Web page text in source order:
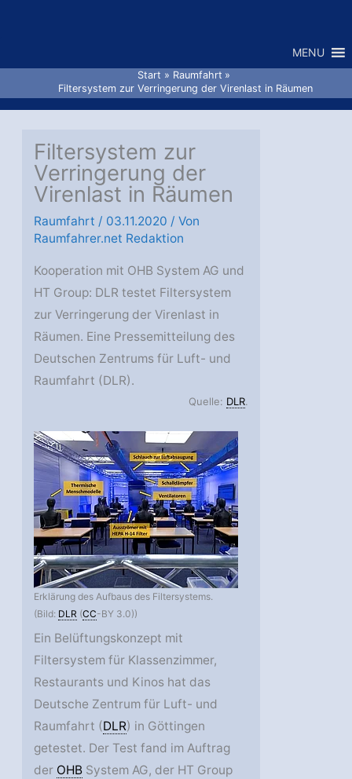
MENU
Start
Raumfahrt
Filtersystem zur Verringerung der Virenlast in Räumen
Filtersystem zur
Verringerung der
Virenlast in Räumen
Raumfahrt / 03.11.2020 / Von
Raumfahrer.net Redaktion
Kooperation mit OHB System AG und
HT Group: DLR testet Filtersystem
zur Verringerung der Virenlast in
Räumen. Eine Pressemitteilung des
Deutschen Zentrums für Luft- und
Raumfahrt (DLR).
Quelle: DLR.
Erklärung des Aufbaus des Filtersystems.
(Bild: DLR (CC-BY 3.0))
Ein Belüftungskonzept mit
Filtersystem für Klassenzimmer,
Restaurants und Kinos hat das
Deutsche Zentrum für Luft- und
Raumfahrt (DLR) in Göttingen
getestet. Der Test fand im Auftrag
der OHB System AG, der HT Group